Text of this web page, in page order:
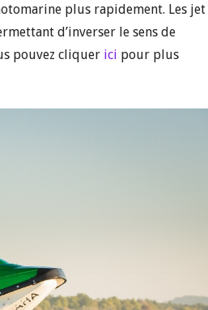
plus rapidement. Les jet
d’inverser le sens de
pouvez cliquer ici pour plus